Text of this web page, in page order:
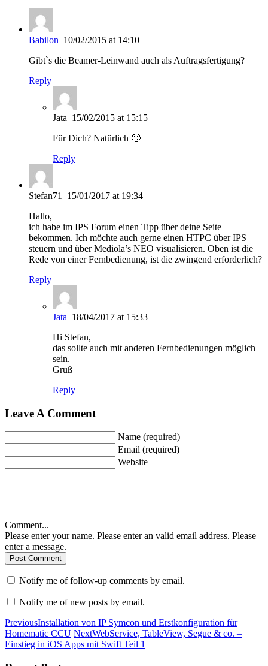
Babilon 10/02/2015 at 14:10
Gibt`s die Beamer-Leinwand auch als Auftragsfertigung?
Reply
Jata 15/02/2015 at 15:15
Für Dich? Natürlich 🙂
Reply
Stefan71
15/01/2017 at 19:34
Hallo,
ich habe im IPS Forum einen Tipp über deine Seite
bekommen. Ich möchte auch gerne einen HTPC über IPS
steuern und über Mediola’s NEO visualisieren. Oben ist die
Rede von einer Fernbedienung, ist die zwingend erforderlich?
Reply
Jata 18/04/2017 at 15:33
Hi Stefan,
das sollte auch mit anderen Fernbedienungen möglich
sein.
Gruß
Reply
Leave A Comment
Name (required)
Email (required)
Website
Comment...
Please enter your name. Please enter an valid email address. Please
enter a message.
Post Comment
Notify me of follow-up comments by email.
Notify me of new posts by email.
PreviousInstallation von IP Symcon und Erstkonfiguration für
Homematic CCU NextWebService, TableView, Segue & co. –
Einstieg in iOS Apps mit Swift Teil 1